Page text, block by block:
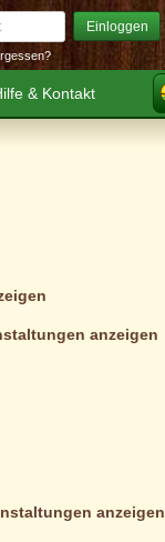
Einloggen
& Kontakt
anzeigen
anzeigen